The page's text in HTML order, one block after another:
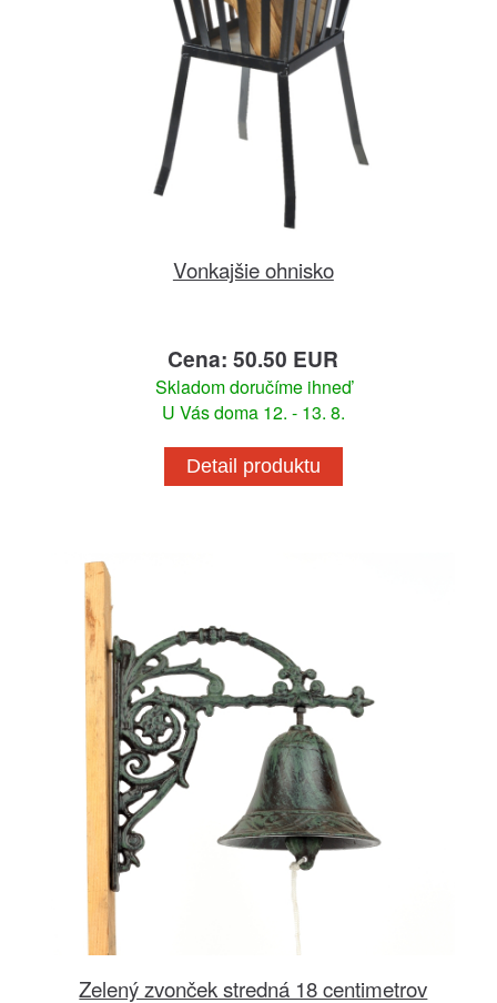
Vonkajšie ohnisko
Cena: 50.50 EUR
Skladom doručíme ihneď
U Vás doma 12. - 13. 8.
Detail produktu
Zelený zvonček stredná 18 centimetrov